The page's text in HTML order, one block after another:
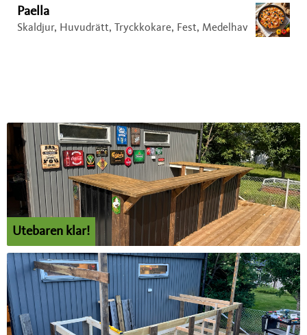
Paella
Skaldjur, Huvudrätt, Tryckkokare, Fest, Medelhav
Utebaren klar!